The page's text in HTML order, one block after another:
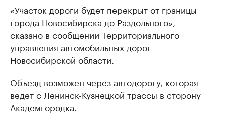
«Участок дороги будет перекрыт от границы
города Новосибирска до Раздольного», —
сказано в сообщении Территориального
управления автомобильных дорог
Новосибирской области.
Объезд возможен через автодорогу, которая
ведет с Ленинск-Кузнецкой трассы в сторону
Академгородка.